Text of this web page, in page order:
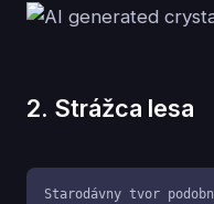
2. Strážca lesa
Starodávny tvor